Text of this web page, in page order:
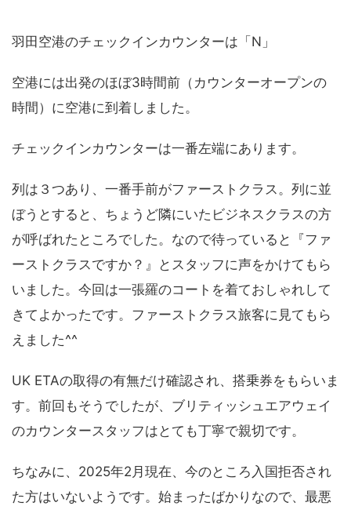
羽田空港のチェックインカウンターは「N」
空港には出発のほぼ3時間前（カウンターオープンの
時間）に空港に到着しました。
チェックインカウンターは一番左端にあります。
列は３つあり、一番手前がファーストクラス。列に並
ぼうとすると、ちょうど隣にいたビジネスクラスの方
が呼ばれたところでした。なので待っていると『ファ
ーストクラスですか？』とスタッフに声をかけてもら
いました。今回は一張羅のコートを着ておしゃれして
きてよかったです。ファーストクラス旅客に見てもら
えました^^
UK ETAの取得の有無だけ確認され、搭乗券をもらいま
す。前回もそうでしたが、ブリティッシュエアウェイ
のカウンタースタッフはとても丁寧で親切です。
ちなみに、2025年2月現在、今のところ入国拒否され
た方はいないようです。始まったばかりなので、最悪